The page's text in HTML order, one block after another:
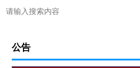
公告